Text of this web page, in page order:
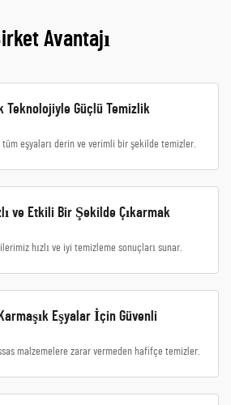
Avantajı
Teknolojiyle Güçlü Temizlik
eşyaları derin ve verimli bir şekilde temizler.
ve Etkili Bir Şekilde Çıkarmak
hızlı ve iyi temizleme sonuçları sunar.
Eşyalar İçin Güvenli
malzemelere zarar vermeden hafifçe temizler.